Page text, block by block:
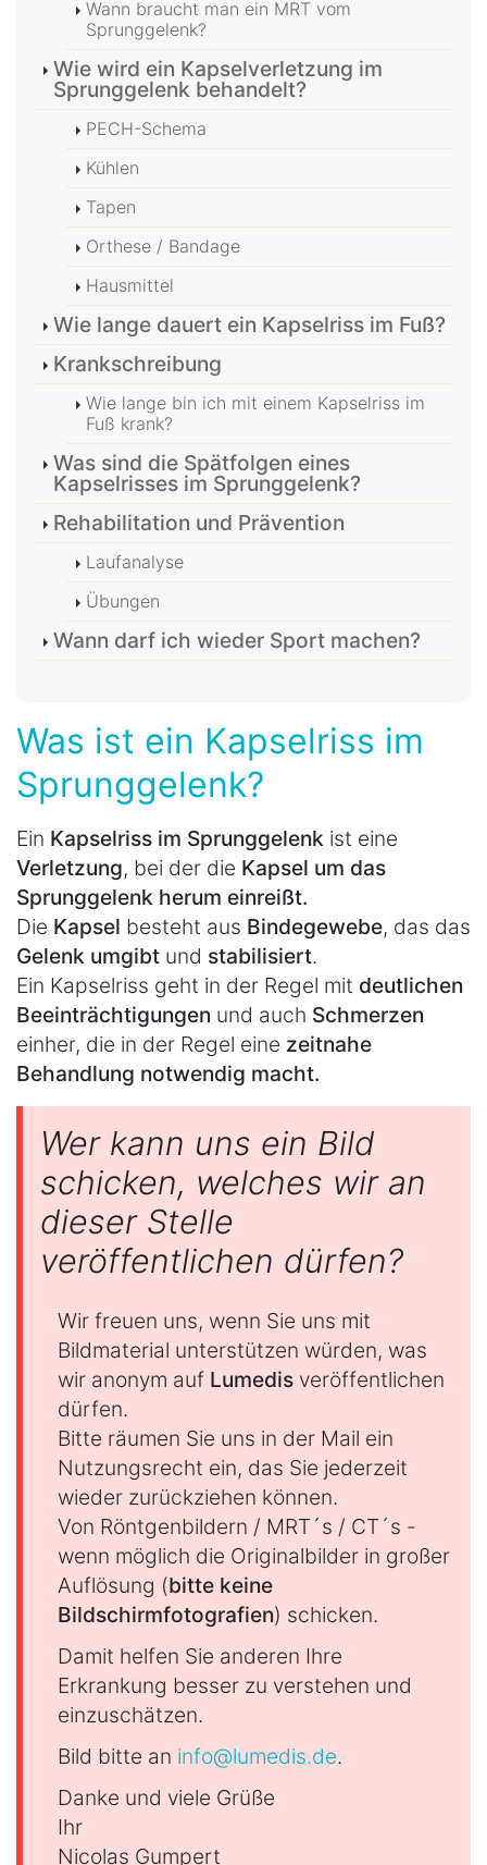
Wann braucht man ein MRT vom
Sprunggelenk?
Wie wird ein Kapselverletzung im
Sprunggelenk behandelt?
PECH-Schema
Kühlen
Tapen
Orthese / Bandage
Hausmittel
Wie lange dauert ein Kapselriss im Fuß?
Krankschreibung
Wie lange bin ich mit einem Kapselriss im
Fuß krank?
Was sind die Spätfolgen eines
Kapselrisses im Sprunggelenk?
Rehabilitation und Prävention
Laufanalyse
Übungen
Wann darf ich wieder Sport machen?
Was ist ein Kapselriss im
Sprunggelenk?
Ein Kapselriss im Sprunggelenk ist eine
Verletzung, bei der die Kapsel um das
Sprunggelenk herum einreißt.
Die Kapsel besteht aus Bindegewebe, das das
Gelenk umgibt und stabilisiert.
Ein Kapselriss geht in der Regel mit deutlichen
Beeinträchtigungen und auch Schmerzen
einher, die in der Regel eine zeitnahe
Behandlung notwendig macht.
Wer kann uns ein Bild
schicken, welches wir an
dieser Stelle
veröffentlichen dürfen?
Wir freuen uns, wenn Sie uns mit
Bildmaterial unterstützen würden, was
wir anonym auf Lumedis veröffentlichen
dürfen.
Bitte räumen Sie uns in der Mail ein
Nutzungsrecht ein, das Sie jederzeit
wieder zurückziehen können.
Von Röntgenbildern / MRT´s / CT´s -
wenn möglich die Originalbilder in großer
Auflösung (bitte keine
Bildschirmfotografien) schicken.
Damit helfen Sie anderen Ihre
Erkrankung besser zu verstehen und
einzuschätzen.
Bild bitte an info@lumedis.de.
Danke und viele Grüße
Ihr
Nicolas Gumpert